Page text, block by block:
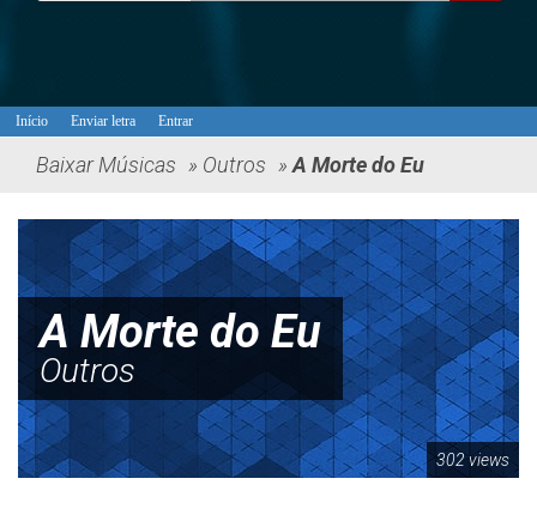
Início Enviar letra Entrar
Baixar Músicas » Outros »A Morte do Eu
A Morte do Eu
Outros
302 views